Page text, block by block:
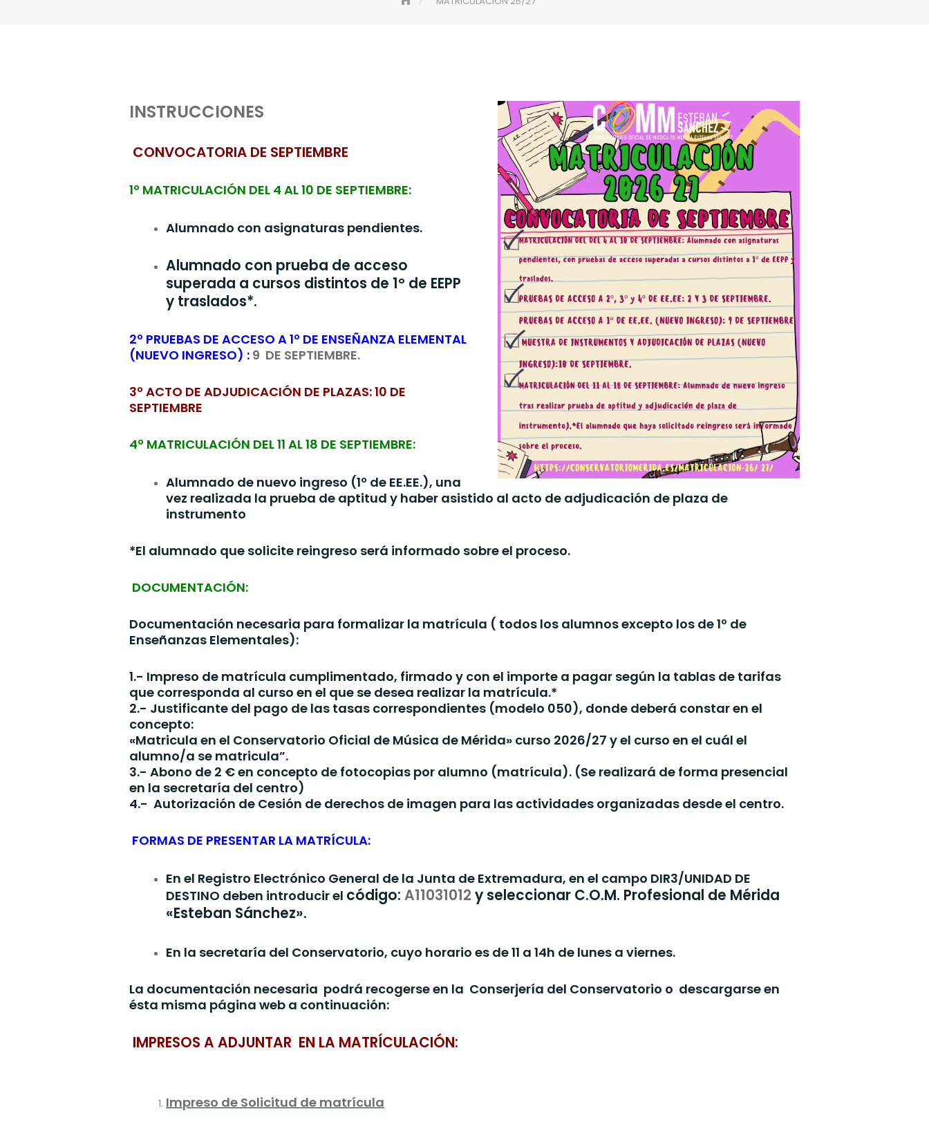
INSTRUCCIONES
CONVOCATORIA DE SEPTIEMBRE
1º MATRICULACIÓN DEL 4 AL 10 DE SEPTIEMBRE:
Alumnado con asignaturas pendientes.
Alumnado con prueba de acceso
superada a cursos distintos de 1º de EEPP
y traslados*.
2º PRUEBAS DE ACCESO A 1º DE ENSEÑANZA ELEMENTAL
(NUEVO INGRESO) : 9 DE SEPTIEMBRE.
3º ACTO DE ADJUDICACIÓN DE PLAZAS: 10 DE
SEPTIEMBRE
4º MATRICULACIÓN DEL 11 AL 18 DE SEPTIEMBRE:
Alumnado de nuevo ingreso (1º de EE.EE.), una
vez realizada la prueba de aptitud y haber asistido al acto de adjudicación de plaza de
instrumento
*El alumnado que solicite reingreso será informado sobre el proceso.
DOCUMENTACIÓN:
Documentación necesaria para formalizar la matrícula ( todos los alumnos excepto los de 1º de
Enseñanzas Elementales):
1.- Impreso de matrícula cumplimentado, firmado y con el importe a pagar según la tablas de tarifas
que corresponda al curso en el que se desea realizar la matrícula.*
2.- Justificante del pago de las tasas correspondientes (modelo 050), donde deberá constar en el
concepto:
«Matricula en el Conservatorio Oficial de Música de Mérida» curso 2026/27 y el curso en el cuál el
alumno/a se matricula”.
3.- Abono de 2 € en concepto de fotocopias por alumno (matrícula). (Se realizará de forma presencial
en la secretaría del centro)
4.- Autorización de Cesión de derechos de imagen para las actividades organizadas desde el centro.
FORMAS DE PRESENTAR LA MATRÍCULA:
En el Registro Electrónico General de la Junta de Extremadura, en el campo DIR3/UNIDAD DE
DESTINO deben introducir el código:A11031012y seleccionar C.O.M. Profesional de Mérida
«Esteban Sánchez».
En la secretaría del Conservatorio, cuyo horario es de 11 a 14h de lunes a viernes.
La documentación necesaria podrá recogerse en la Conserjería del Conservatorio o descargarse en
ésta misma página web a continuación:
IMPRESOS A ADJUNTAR EN LA MATRÍCULACIÓN:
Impreso de Solicitud de matrícula